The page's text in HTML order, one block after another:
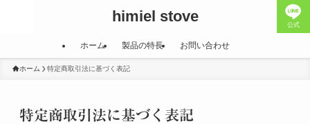
himiel stove 公式
ホーム 製品の特長 お問い合わせ
ホーム 特定商取引法に基づく表記
特定商取引法に基づく表記